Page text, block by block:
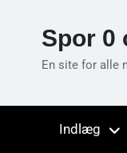
Spor 0
En site for alle
Indlæg